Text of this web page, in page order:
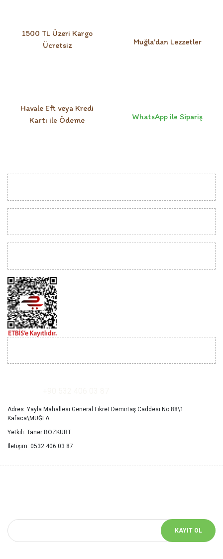
1500 TL Üzeri Kargo
Ücretsiz
Muğla'dan Lezzetler
Havale Eft veya Kredi
Kartı ile Ödeme
WhatsApp ile Sipariş
Adres: Yayla Mahallesi General Fikret Demirtaş Caddesi No:88\1
Kafaca\MUĞLA
Yetkili: Taner BOZKURT
İletişim: 0532 406 03 87
KAYIT OL